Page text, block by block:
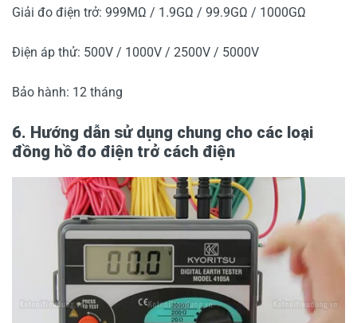
Giải đo điện trở: 999MΩ / 1.9GΩ / 99.9GΩ / 1000GΩ
Điện áp thử: 500V / 1000V / 2500V / 5000V
Bảo hành: 12 tháng
6. Hướng dẫn sử dụng chung cho các loại
đồng hồ đo điện trở cách điện